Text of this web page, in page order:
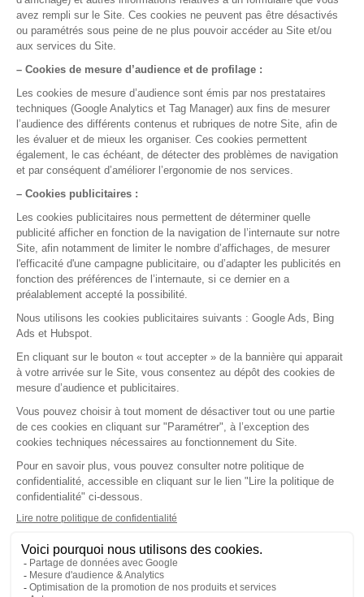
Essayez gratuitement ou demandez une démo
Test gratuit
La gestion médicale,
version smart !
Pour qui
Médecin généraliste
Médecin spécialiste
Paramédicaux
Fournisseurs
Nos solutions
Fonctionnalités
Application mobile
Ségur du numérique
Notre société
Nos agréments
Nos partenaires
Guides pratiques
Contact